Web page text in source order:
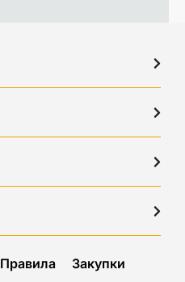
Правила
Закупки